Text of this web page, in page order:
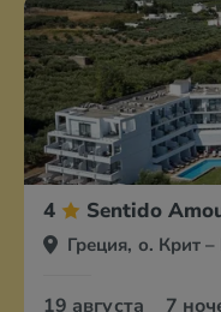
4 Sentido
Греция, о. Крит
19 августа 7